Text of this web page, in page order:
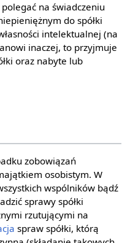
na świadczeniu
do spółki
intelektualnej (na
inaczej, to przyjmuje
oraz nabyte lub
zobowiązań
osobistym. W
wspólników bądź
sprawy spółki
rzutującymi na
spraw spółki, którą